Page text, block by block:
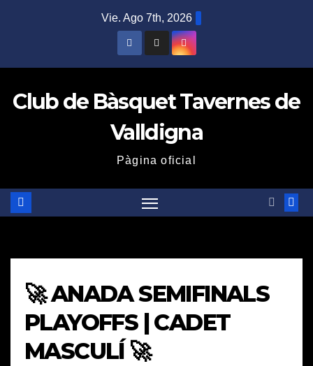
Vie. Ago 7th, 2026
Club de Bàsquet Tavernes de
Valldigna
Pàgina oficial
🚀 ANADA SEMIFINALS
PLAYOFFS | CADET
MASCULÍ 🚀